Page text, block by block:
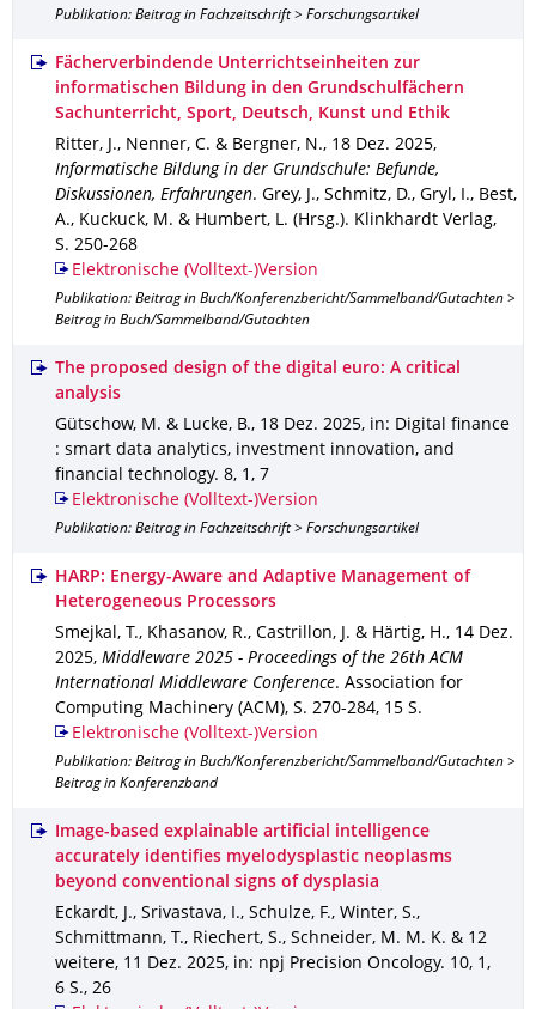
Publikation: Beitrag in Fachzeitschrift > Forschungsartikel
Fächerverbindende Unterrichtseinheiten zur
informatischen Bildung in den Grundschulfächern
Sachunterricht, Sport, Deutsch, Kunst und Ethik
Ritter, J., Nenner, C. & Bergner, N., 18 Dez. 2025,
Informatische Bildung in der Grundschule: Befunde,
Diskussionen, Erfahrungen. Grey, J., Schmitz, D., Gryl, I., Best,
A., Kuckuck, M. & Humbert, L. (Hrsg.). Klinkhardt Verlag,
S. 250-268
Elektronische (Volltext-)Version
Publikation: Beitrag in Buch/Konferenzbericht/Sammelband/Gutachten >
Beitrag in Buch/Sammelband/Gutachten
The proposed design of the digital euro: A critical
analysis
Gütschow, M. & Lucke, B., 18 Dez. 2025, in: Digital finance
: smart data analytics, investment innovation, and
financial technology. 8, 1 , 7
Elektronische (Volltext-)Version
Publikation: Beitrag in Fachzeitschrift > Forschungsartikel
HARP: Energy-Aware and Adaptive Management of
Heterogeneous Processors
Smejkal, T., Khasanov, R., Castrillon, J. & Härtig, H., 14 Dez.
2025, Middleware 2025 - Proceedings of the 26th ACM
International Middleware Conference. Association for
Computing Machinery (ACM), S. 270-284, 15 S.
Elektronische (Volltext-)Version
Publikation: Beitrag in Buch/Konferenzbericht/Sammelband/Gutachten >
Beitrag in Konferenzband
Image-based explainable artificial intelligence
accurately identifies myelodysplastic neoplasms
beyond conventional signs of dysplasia
Eckardt, J., Srivastava, I., Schulze, F., Winter, S.,
Schmittmann, T., Riechert, S., Schneider, M. M. K. & 12
weitere, 11 Dez. 2025, in: npj Precision Oncology. 10, 1 ,
6 S., 26